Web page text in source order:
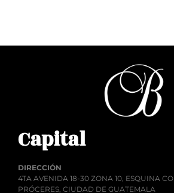
Capital
DIRECCIÓN
4TA AVENIDA 18-30 ZONA 10, ESQUINA
PRÓCERES, CIUDAD DE GUATEMALA